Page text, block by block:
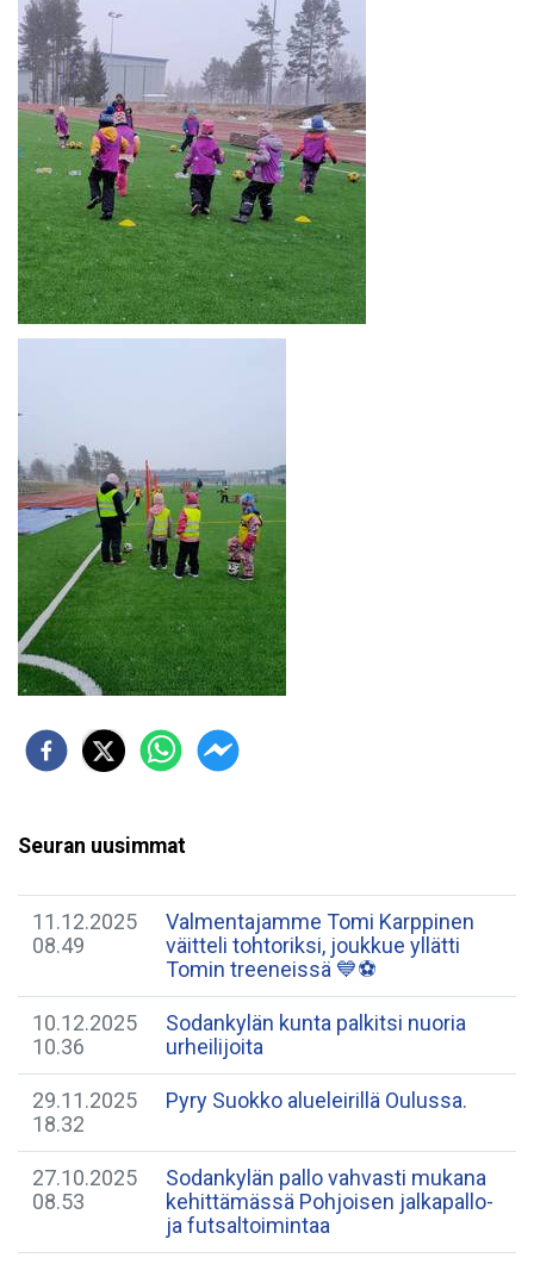
Seuran uusimmat
11.12.2025
08.49
Valmentajamme Tomi Karppinen
väitteli tohtoriksi, joukkue yllätti
Tomin treeneissä 💙⚽
10.12.2025
10.36
Sodankylän kunta palkitsi nuoria
urheilijoita
29.11.2025
18.32
Pyry Suokko alueleirillä Oulussa.
27.10.2025
08.53
Sodankylän pallo vahvasti mukana
kehittämässä Pohjoisen jalkapallo-
ja futsaltoimintaa